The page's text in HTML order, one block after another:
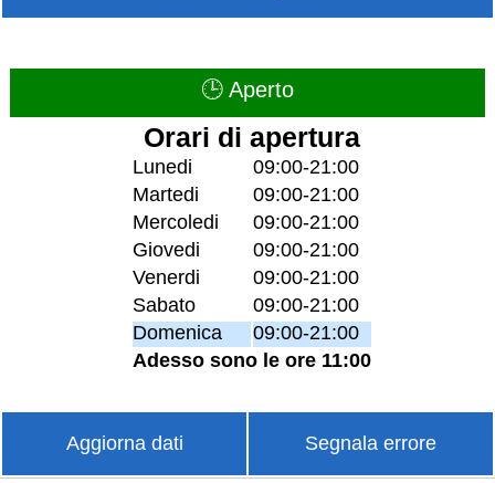
🕒 Aperto
Orari di apertura
Lunedi
09:00-21:00
Martedi
09:00-21:00
Mercoledi
09:00-21:00
Giovedi
09:00-21:00
Venerdi
09:00-21:00
Sabato
09:00-21:00
Domenica
09:00-21:00
Adesso sono le ore 11:00
Aggiorna dati Segnala errore